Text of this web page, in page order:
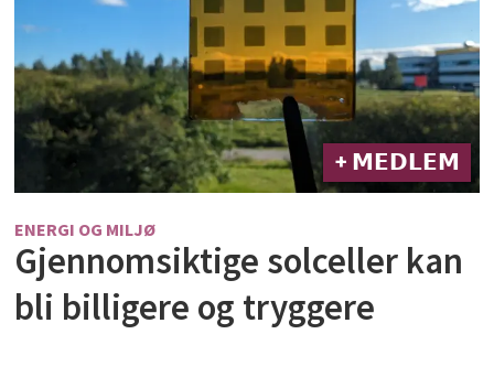
+ 𝗠𝗘𝗗𝗟𝗘𝗠
ENERGI OG MILJØ
Gjennomsiktige solceller kan
bli billigere og tryggere